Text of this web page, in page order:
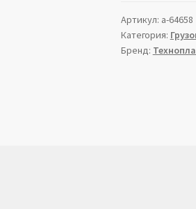
Артикул: a-64658
Категория:
Бренд: